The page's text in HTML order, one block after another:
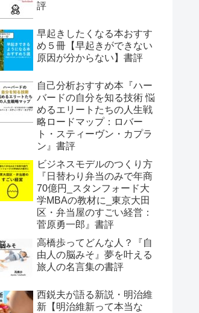
評
早起きしたくなる本おすす
め５冊【早起きができない
原因が分からない】書評
自己分析おすすめ本『ハー
バードの自分を知る技術 悩
めるエリートたちの人生戦
略ロードマップ：ロバー
ト・スティーヴン・カプラ
ン』書評
ビジネスモデルのつくり方
『日替わり弁当のみで年商
70億円_スタンフォード大
学MBAの教材に_東京大田
区・弁当屋のすごい経営：
菅原勇一郎』書評
高橋歩ってどんな人？『自
由人の脳みそ』夢を叶える
旅人の名言集の書評
西鋭夫が語る新説・明治維
新【明治維新って本当な